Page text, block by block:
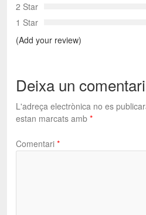
2 Star
1 Star
(Add your review)
Deixa un comentari
L'adreça electrònica no es
estan marcats amb *
Comentari *